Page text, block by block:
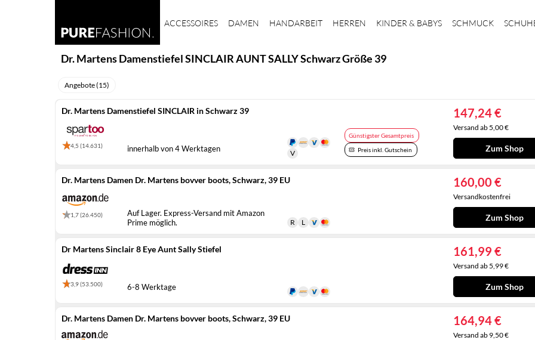
ACCESSOIRES DAMEN HANDARBEIT HERREN KINDER & BABYS SCHMUCK
Dr. Martens Damenstiefel SINCLAIR AUNT SALLY Schwarz Größe 39
Angebote (15)
Dr. Martens Damenstiefel SINCLAIR in Schwarz 39
4,5 (14.631)
Günstigster Gesamtpreis
Preis inkl. Gutschein
innerhalb von 4 Werktagen
147,24 €
Versand ab 5,00 €
Zum Shop
Dr. Martens Damen Dr. Martens bovver boots, Schwarz, 39 EU
1,7 (26.450)
Auf Lager. Express-Versand mit Amazon
Prime möglich.
160,00 €
Versandkostenfrei
Zum Shop
Dr Martens Sinclair 8 Eye Aunt Sally Stiefel
3,9 (53.500) 6-8 Werktage
161,99 €
Versand ab 5,99 €
Zum Shop
Dr. Martens Damen Dr. Martens bovver boots, Schwarz, 39 EU 164,94 €
Versand ab 9,50 €